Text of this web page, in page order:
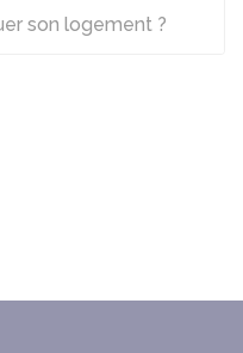
son logement ?